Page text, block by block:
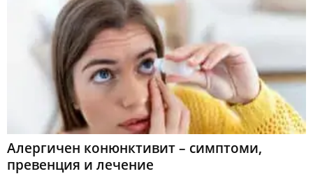
Алергичен конюнктивит – симптоми,
превенция и лечение